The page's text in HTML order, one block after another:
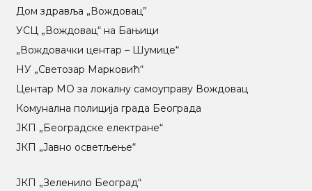
Дом здравља „Вождовац”
УСЦ „Вождовац“ на Бањици
„Вождовачки центар – Шумице“
НУ „Светозар Марковић“
Центар МO за локалну самоуправу Вождовац
Комунална полиција града Београда
ЈКП „Београдске електране“
ЈКП „Јавно осветљење“
ЈКП „Зеленило Београд“